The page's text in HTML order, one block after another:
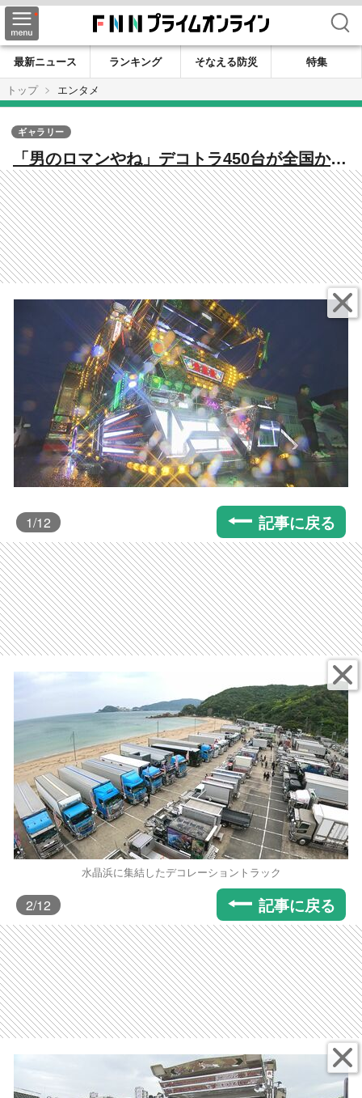
検索
最新ニュース ランキング そなえる防災
特集
トップ
エンタメ
「男のロマンやね」デコトラ450台が全国から
大集結！ 砂浜が一夜限りの“車のテーマパー
ク”に 美浜・水晶浜で恒例のチャリティー撮
影会
ギャラリー
1/12 記事に戻る
水晶浜に集結したデコレーショントラック
2/12 記事に戻る